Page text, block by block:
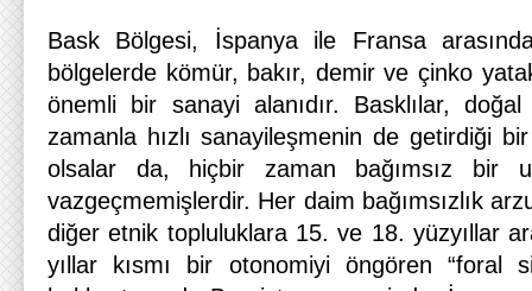
Bask Bölgesi, İspanya ile Fransa
bölgelerde kömür, bakır, demir ve çinko
önemli bir sanayi alanıdır. Basklılar,
zamanla hızlı sanayileşmenin de getirdiği
olsalar da, hiçbir zaman bağımsız bir
vazgeçmemişlerdir. Her daim bağımsızlık
diğer etnik topluluklara 15. ve 18. yüzyıllar
yıllar kısmı bir otonomiyi öngören “foral